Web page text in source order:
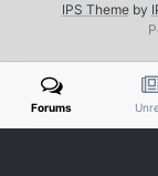
IPS Themeby
Forums